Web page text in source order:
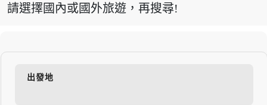
請選擇國內或國外旅遊，再搜尋!
出發地